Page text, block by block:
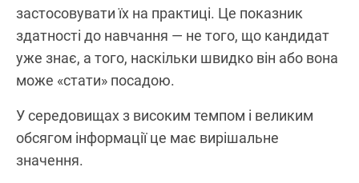
застосовувати їх на практиці. Це показник
здатності до навчання — не того, що кандидат
уже знає, а того, наскільки швидко він або вона
може «стати» посадою.
У середовищах з високим темпом і великим
обсягом інформації це має вирішальне
значення.